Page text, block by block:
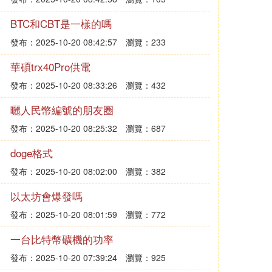
BTC和CBT是一樣的嗎
發布：2025-10-20 08:42:57 瀏覽：233
華碩trx40Pro供電
發布：2025-10-20 08:33:26 瀏覽：432
曬人民幣編號的朋友圈
發布：2025-10-20 08:25:32 瀏覽：687
doge格式
發布：2025-10-20 08:02:00 瀏覽：382
以太坊會爆發嗎
發布：2025-10-20 08:01:59 瀏覽：772
一台比特幣礦機的功率
發布：2025-10-20 07:39:24 瀏覽：925